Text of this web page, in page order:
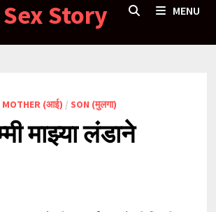
Story MENU
MOTHER (आई) / SON (मुलगा)
माझ्या लंडाने